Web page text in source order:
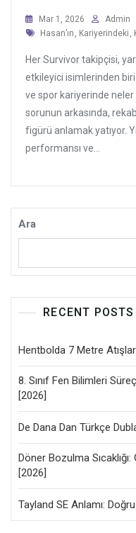
Mar 1, 2026
Admin
Tags
Hasan’ın , Kariyerindeki ,
Her Survivor takipçisi,
etkileyici isimlerinden biri
ve spor kariyerinde neler
sorunun arkasında,
figürü anlamak yatıyor.
performansı ve...
Ara
RECENT POSTS
Hentbolda 7 Metre
8. Sınıf Fen Bilimleri
[2026]
De Dana Dan Türkçe
Döner Bozulma
[2026]
Tayland SE Anlamı: